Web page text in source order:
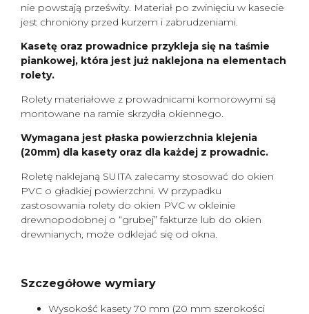
nie powstają prześwity. Materiał po zwinięciu w kasecie
jest chroniony przed kurzem i zabrudzeniami.
Kasetę oraz prowadnice przykleja się na taśmie
piankowej, która jest już naklejona na elementach
rolety.
Rolety materiałowe z prowadnicami komorowymi są
montowane na ramie skrzydła okiennego.
Wymagana jest płaska powierzchnia klejenia
(20mm) dla kasety oraz dla każdej z prowadnic.
Roletę naklejaną SUITA zalecamy stosować do okien
PVC o gładkiej powierzchni. W przypadku
zastosowania rolety do okien PVC w okleinie
drewnopodobnej o “grubej” fakturze lub do okien
drewnianych, może odklejać się od okna.
Szczegółowe wymiary
Wysokość kasety 70 mm (20 mm szerokości